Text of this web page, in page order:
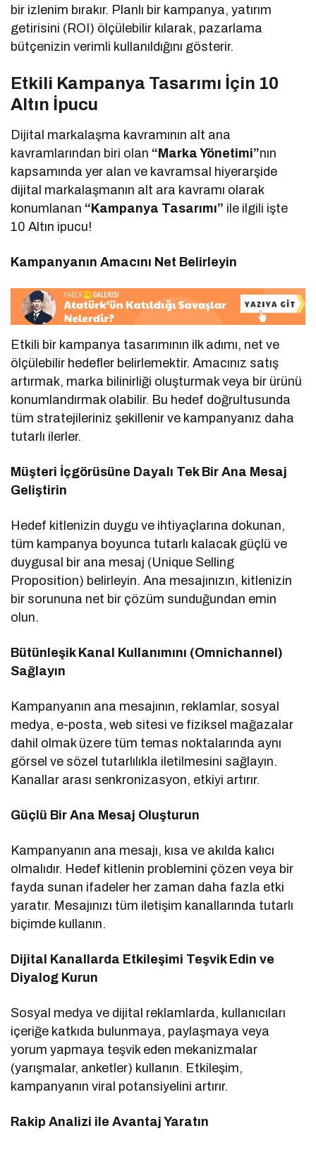
bir izlenim bırakır. Planlı bir kampanya, yatırım
getirisini (ROI) ölçülebilir kılarak, pazarlama
bütçenizin verimli kullanıldığını gösterir.
Etkili Kampanya Tasarımı İçin 10
Altın İpucu
Dijital markalaşma kavramının alt ana
kavramlarından biri olan “Marka Yönetimi”nın
kapsamında yer alan ve kavramsal hiyerarşide
dijital markalaşmanın alt ara kavramı olarak
konumlanan “Kampanya Tasarımı” ile ilgili işte
10 Altın ipucu!
Kampanyanın Amacını Net Belirleyin
Etkili bir kampanya tasarımının ilk adımı, net ve
ölçülebilir hedefler belirlemektir. Amacınız satış
artırmak, marka bilinirliği oluşturmak veya bir ürünü
konumlandırmak olabilir. Bu hedef doğrultusunda
tüm stratejileriniz şekillenir ve kampanyanız daha
tutarlı ilerler.
Müşteri İçgörüsüne Dayalı Tek Bir Ana Mesaj
Geliştirin
Hedef kitlenizin duygu ve ihtiyaçlarına dokunan,
tüm kampanya boyunca tutarlı kalacak güçlü ve
duygusal bir ana mesaj (Unique Selling
Proposition) belirleyin. Ana mesajınızın, kitlenizin
bir sorununa net bir çözüm sunduğundan emin
olun.
Bütünleşik Kanal Kullanımını (Omnichannel)
Sağlayın
Kampanyanın ana mesajının, reklamlar, sosyal
medya, e-posta, web sitesi ve fiziksel mağazalar
dahil olmak üzere tüm temas noktalarında aynı
görsel ve sözel tutarlılıkla iletilmesini sağlayın.
Kanallar arası senkronizasyon, etkiyi artırır.
Güçlü Bir Ana Mesaj Oluşturun
Kampanyanın ana mesajı, kısa ve akılda kalıcı
olmalıdır. Hedef kitlenin problemini çözen veya bir
fayda sunan ifadeler her zaman daha fazla etki
yaratır. Mesajınızı tüm iletişim kanallarında tutarlı
biçimde kullanın.
Dijital Kanallarda Etkileşimi Teşvik Edin ve
Diyalog Kurun
Sosyal medya ve dijital reklamlarda, kullanıcıları
içeriğe katkıda bulunmaya, paylaşmaya veya
yorum yapmaya teşvik eden mekanizmalar
(yarışmalar, anketler) kullanın. Etkileşim,
kampanyanın viral potansiyelini artırır.
Rakip Analizi ile Avantaj Yaratın